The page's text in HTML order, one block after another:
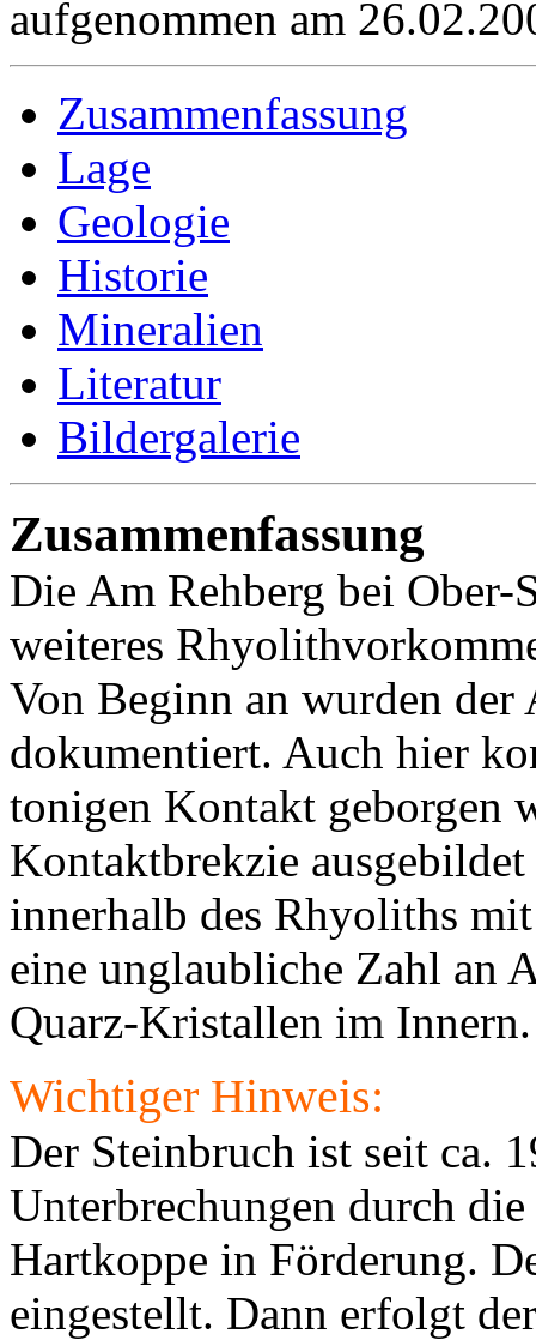
aufgenommen am
Zusammenfassung
Lage
Geologie
Historie
Mineralien
Literatur
Bildergalerie
Zusammenfassung
Die Am Rehberg bei
weiteres
Von Beginn an wurden der
dokumentiert. Auch hier
tonigen Kontakt geborgen
Kontaktbrekzie
innerhalb des Rhyoliths
eine unglaubliche Zahl an
Quarz-Kristallen im
Wichtiger Hinweis:
Der Steinbruch ist seit ca.
Unterbrechungen durch
Hartkoppe in Förderung.
eingestellt. Dann erfolgt